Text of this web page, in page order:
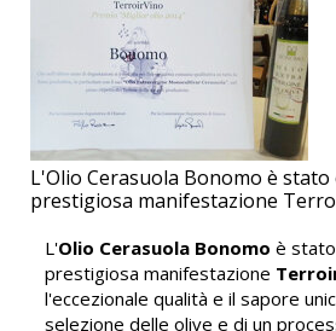
L'Olio Cerasuola Bonomo è
prestigiosa manifestazione
L'Olio Cerasuola Bonomo è
prestigiosa manifestazione
l'eccezionale qualità e il sapore
selezione delle olive e di un